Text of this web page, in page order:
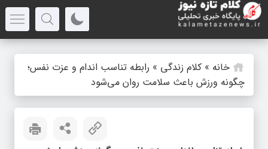
خانه » کلام زندگی » رابطه تناسب اندام و عزت نفس؛
چگونه ورزش باعث سلامت روان می‌شود